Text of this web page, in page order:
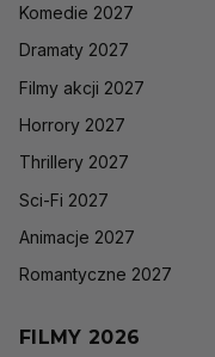
Komedie 2027
Dramaty 2027
Filmy akcji 2027
Horrory 2027
Thrillery 2027
Sci-Fi 2027
Animacje 2027
Romantyczne 2027
FILMY 2026